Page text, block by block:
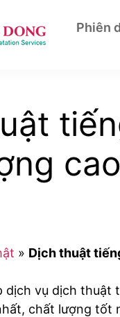
Phiên
» Dịch thuật
dịch vụ dịch thuật
chất lượng tốt